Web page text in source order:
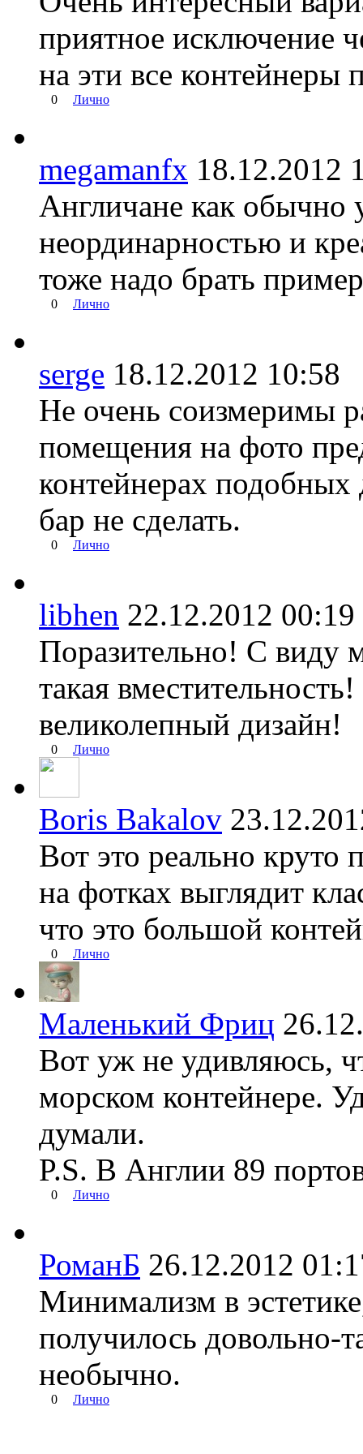
приятное исключение
на эти все контейнеры
0 Лично
megamanfx
Англичане как обычно
неординарностью и
тоже надо брать
0 Лично
serge 18.12.2012
Не очень соизмеримы
помещения на фото
контейнерах
бар не сделать.
0 Лично
libhen 22.12.2012
Поразительно! С виду
такая
великолепный дизайн!
0 Лично
Boris Bakalov
Вот это реально круто
на фотках выглядит
что это большой
0 Лично
Маленький Фриц
Вот уж не удивляюсь,
морском контейнере.
думали.
P.S. В Англии 89
0 Лично
РоманБ 26.12.2012
Минимализм в
получилось довольно-
необычно.
0 Лично